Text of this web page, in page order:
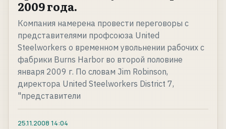
2009 года.
Компания намерена провести переговоры с
представителями профсоюза United
Steelworkers о временном увольнении рабочих с
фабрики Burns Harbor во второй половине
января 2009 г. По словам Jim Robinson,
директора United Steelworkers District 7,
"представители
25.11.2008 14:04